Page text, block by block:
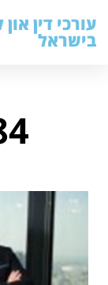
עורכי דין און
בישראל